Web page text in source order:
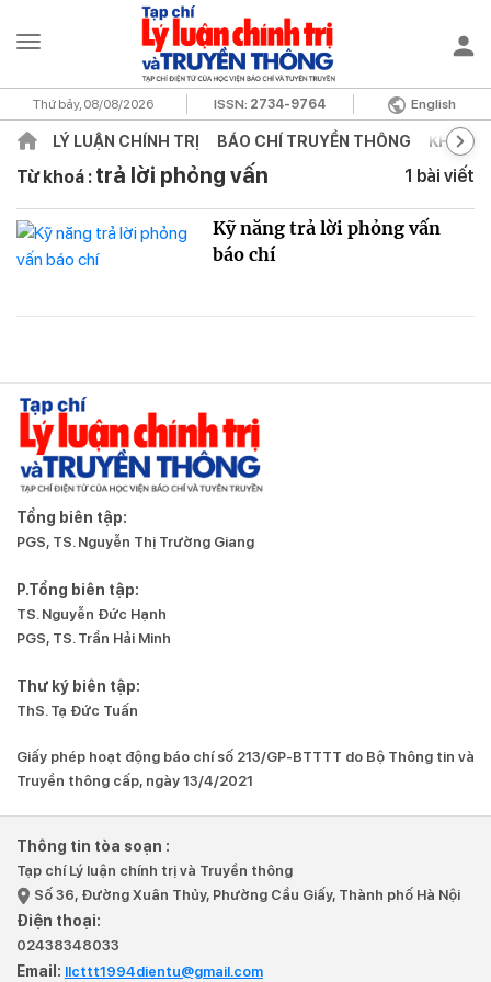
Thứ bảy, 08/08/2026 ISSN: 2734-9764 English
LÝ LUẬN CHÍNH TRỊ BÁO CHÍ TRUYỀN THÔNG KHOA
Từ khoá : trả lời phỏng vấn 1 bài viết
Kỹ năng trả lời phỏng vấn
báo chí
Tổng biên tập:
PGS, TS. Nguyễn Thị Trường Giang
P.Tổng biên tập:
TS. Nguyễn Đức Hạnh
PGS, TS. Trần Hải Minh
Thư ký biên tập:
ThS. Tạ Đức Tuấn
Giấy phép hoạt động báo chí số 213/GP-BTTTT do Bộ Thông tin và
Truyền thông cấp, ngày 13/4/2021
Thông tin tòa soạn :
Tạp chí Lý luận chính trị và Truyền thông
Số 36, Đường Xuân Thủy, Phường Cầu Giấy, Thành phố Hà Nội
Điện thoại:
02438348033
Email: llcttt1994dientu@gmail.com